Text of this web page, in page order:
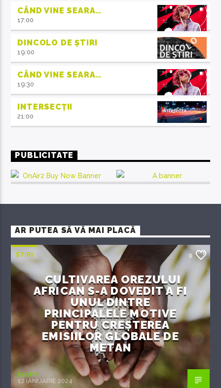
CÂND VINE SEARA…
17:00
DINCOLO DE ȘTIRI
19:00
CÂND VINE SEARA…
19:30
INTERSECȚII
21:00
PUBLICITATE
AR PUTEA SĂ VĂ MAI PLACĂ
ȘTIRI 0
CULTIVAREA OREZULUI
AFRICAN S-A DOVEDIT A FI
UNUL DINTRE
PRINCIPALELE MOTIVE
PENTRU CREȘTEREA
EMISIILOR GLOBALE DE
METAN
EcoFM
12 IANUARIE 2024